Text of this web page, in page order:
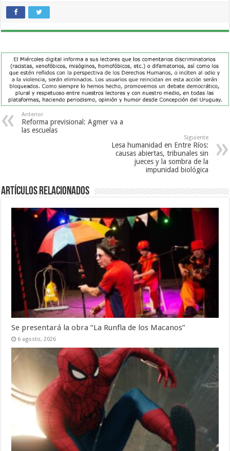
Anterior
Reforma previsional: Agmer va a
las escuelas
Siguiente
Lesa humanidad en Entre Ríos:
causas abiertas, tribunales sin
jueces y la sombra de la
impunidad biológica
Artículos Relacionados
Se presentará la obra “La Runfla de los Macanos”
6 agosto, 2026